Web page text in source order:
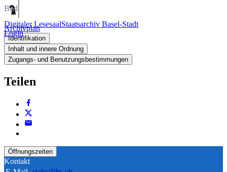
Digitaler LesesaalStaatsarchiv Basel-Stadt
Login
Bild
Archivplan
Identifikation
Inhalt und innere Ordnung
Zugangs- und Benutzungsbestimmungen
Teilen
Öffnungszeiten
Kontakt